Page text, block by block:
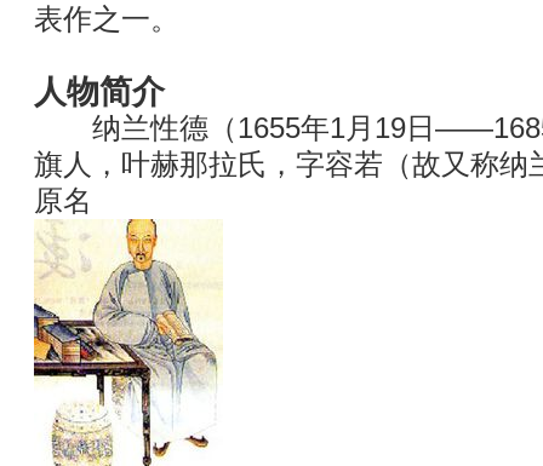
表作之一。
人物简介
纳兰性德（1655年1月19日
旗人，叶赫那拉氏，字容若（故又称纳
原名